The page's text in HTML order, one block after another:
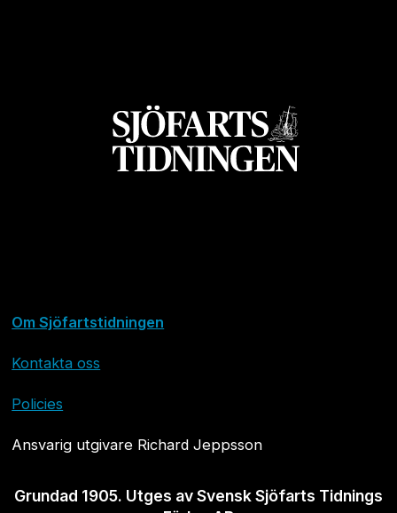
Om Sjöfartstidningen
Kontakta oss
Policies
Ansvarig utgivare Richard Jeppsson
Grundad 1905. Utges av Svensk Sjöfarts Tidnings